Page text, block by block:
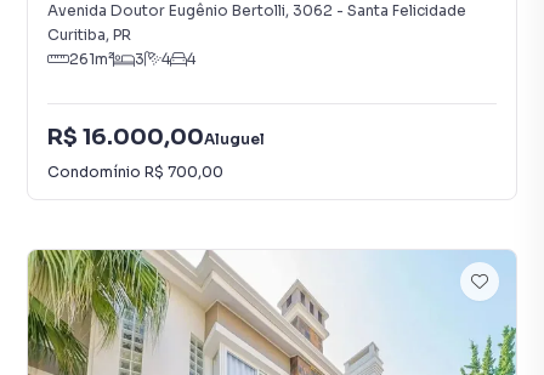
Avenida Doutor Eugênio Bertolli, 3062 - Santa Felicidade
Curitiba, PR
261m² 3 4 4
R$ 16.000,00Aluguel
Condomínio R$ 700,00